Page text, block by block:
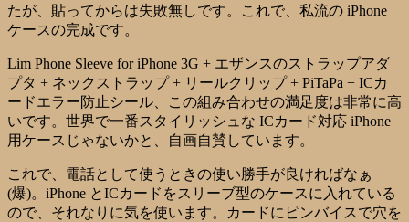
たが、貼ってからは失敗無しです。これで、私流の iPhone
ケースの完成です。
Lim Phone Sleeve for iPhone 3G + エザンスのストラップアダ
プタ + ネックストラップ + リールクリップ + PiTaPa + ICカ
ードエラー防止シール、この組み合わせの満足度は非常に高
いです。世界で一番スタイリッシュな ICカード対応 iPhone
用ケースじゃないかと、自画自賛しています。
これで、電話として使うときの使い勝手が良ければなぁ
(爆)。iPhone とICカードをスリーブ型のケースに入れている
ので、それなりに気を使います。カードにピンバイスで穴を